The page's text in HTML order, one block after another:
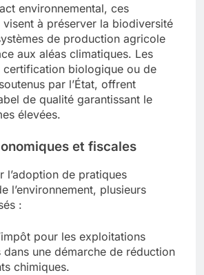
environnemental, ces
visent à préserver la biodiversité
de production agricole
aux aléas climatiques. Les
certification biologique ou de
par l’État, offrent
de qualité garantissant le
élevées.
et fiscales
l’adoption de pratiques
l’environnement, plusieurs
:
pour les exploitations
dans une démarche de réduction
chimiques.